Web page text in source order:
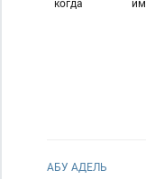
АБУ АДЕЛЬ